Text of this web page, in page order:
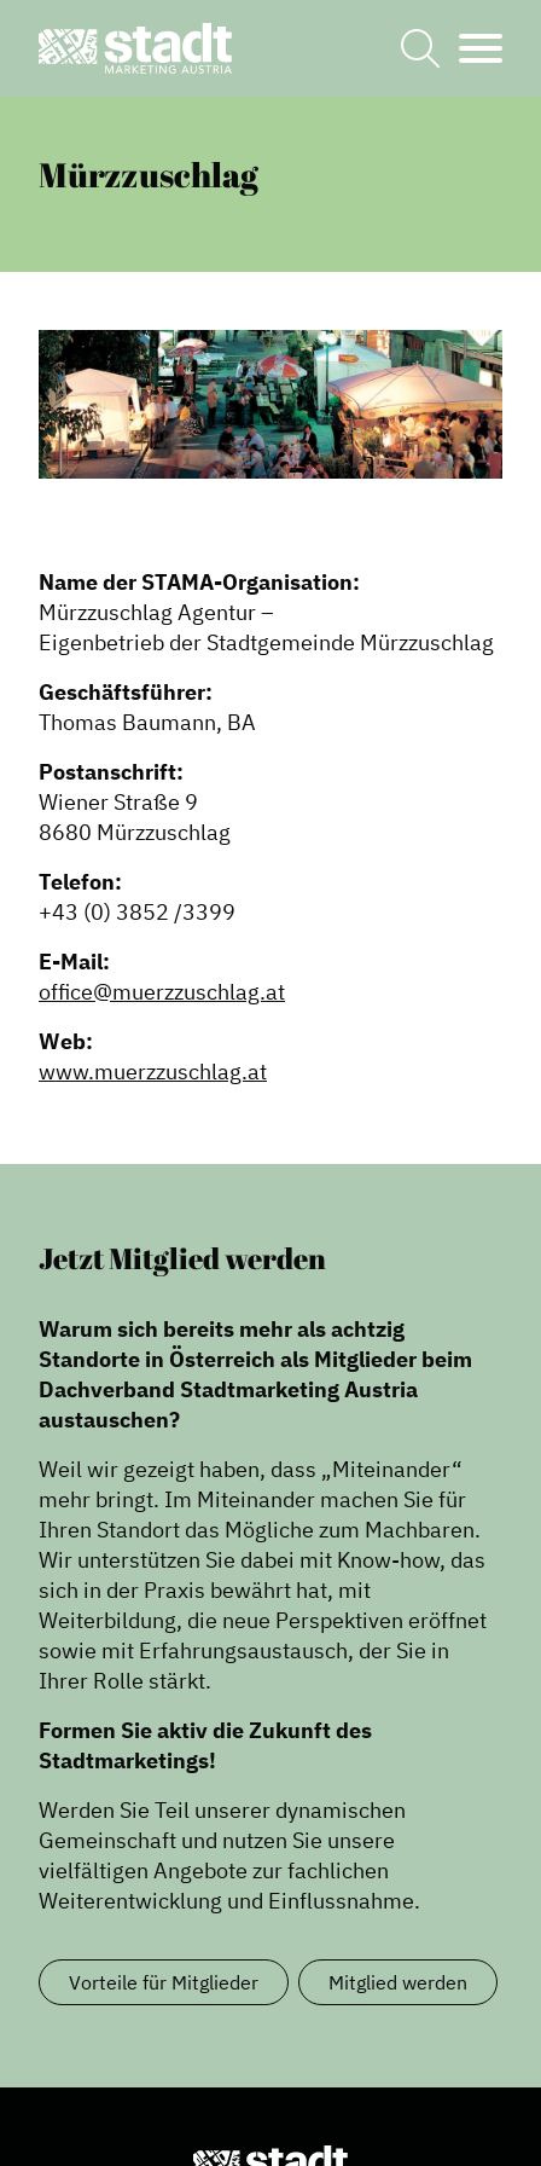
Dachverband
Geschichte des Dachverbandes
Mitglieder
Vorteile für Mitglieder
Veranstaltungen
Formate
Stadtraumgestaltung
Contentmanagement
Datenmanagement
Serviceleistungen
Kooperationen
Service
Blog
Podcast
News
Informiert bleiben
Presse
Mosaik
Expertenwissen
Mürzzuschlag
Name der STAMA-Organisation:
Mürzzuschlag Agentur –
Eigenbetrieb der Stadtgemeinde Mürzzuschlag
Geschäftsführer:
Thomas Baumann, BA
Postanschrift:
Wiener Straße 9
8680 Mürzzuschlag
Telefon:
+43 (0) 3852 /3399
E-Mail:
office@muerzzuschlag.at
Web:
www.muerzzuschlag.at
Jetzt Mitglied werden
Warum sich bereits mehr als achtzig
Standorte in Österreich als Mitglieder beim
Dachverband Stadtmarketing Austria
austauschen?
Weil wir gezeigt haben, dass „Miteinander“
mehr bringt. Im Miteinander machen Sie für
Ihren Standort das Mögliche zum Machbaren.
Wir unterstützen Sie dabei mit Know-how, das
sich in der Praxis bewährt hat, mit
Weiterbildung, die neue Perspektiven eröffnet
sowie mit Erfahrungsaustausch, der Sie in
Ihrer Rolle stärkt.
Formen Sie aktiv die Zukunft des
Stadtmarketings!
Werden Sie Teil unserer dynamischen
Gemeinschaft und nutzen Sie unsere
vielfältigen Angebote zur fachlichen
Weiterentwicklung und Einflussnahme.
Vorteile für Mitglieder Mitglied werden